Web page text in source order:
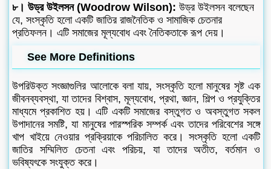
৮। উড্র উইলসন (Woodrow Wilson): উড্র উইলসন বলেছেন
যে, সংস্কৃতি হলো একটি জাতির রাজনৈতিক ও সামাজিক চেতনার
প্রতিফলন। এটি সমাজের মূল্যবোধ এবং নৈতিকতাকে রূপ দেয়।
See More Definitions
উপরিউক্ত সংজ্ঞাগুলির আলোকে বলা যায়, সংস্কৃতি হলো মানুষের সৃষ্ট এক
জীবনব্যবস্থা, যা তাদের বিশ্বাস, মূল্যবোধ, প্রথা, জ্ঞান, শিল্প ও প্রযুক্তির
মাধ্যমে প্রকাশিত হয়। এটি একটি সমাজের বস্তুগত ও অবস্তুগত সকল
উপাদানের সমষ্টি, যা মানুষের পারস্পরিক সম্পর্ক এবং তাদের পরিবেশের সঙ্গে
খাপ খাইয়ে নেওয়ার প্রক্রিয়াকে পরিচালিত করে। সংস্কৃতি হলো একটি
জাতির সম্মিলিত চেতনা এবং পরিচয়, যা তাদের অতীত, বর্তমান ও
ভবিষ্যৎকে সংযুক্ত করে।